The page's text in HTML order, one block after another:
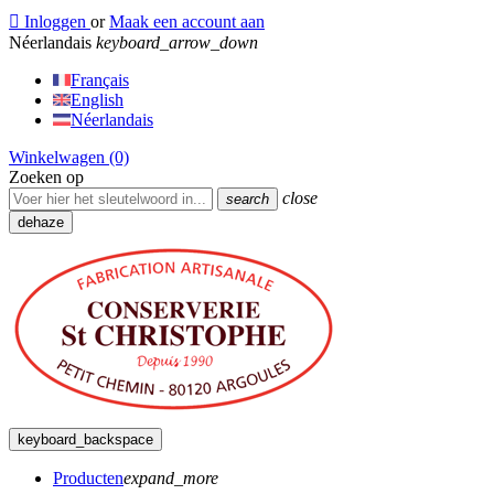
 Inloggen or Maak een account aan
Néerlandais keyboard_arrow_down
Français
English
Néerlandais
Winkelwagen (0)
Zoeken op
search close
dehaze
keyboard_backspace
Productenexpand_more